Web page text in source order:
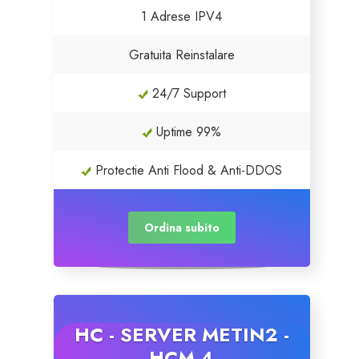
1 Adrese IPV4
Gratuita Reinstalare
24/7 Support
Uptime 99%
Protectie Anti Flood & Anti-DDOS
Ordina subito
HC - SERVER METIN2 -